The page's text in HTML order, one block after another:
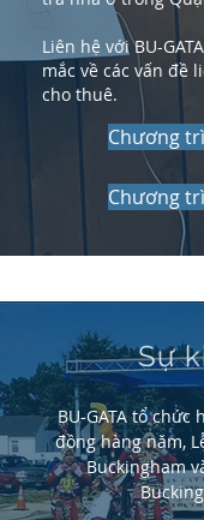
Liên hệ với BU-
mắc về các vấn đề
cho thuê.
Chương
Chương
Sự
BU-GATA tổ chức
đồng hàng năm,
Buckingham